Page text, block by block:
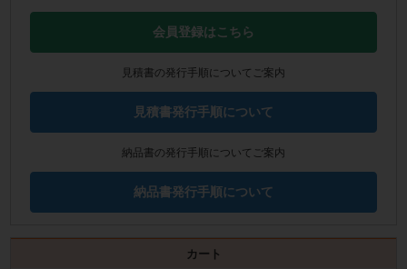
会員登録はこちら
見積書の発行手順についてご案内
見積書発行手順について
納品書の発行手順についてご案内
納品書発行手順について
カート